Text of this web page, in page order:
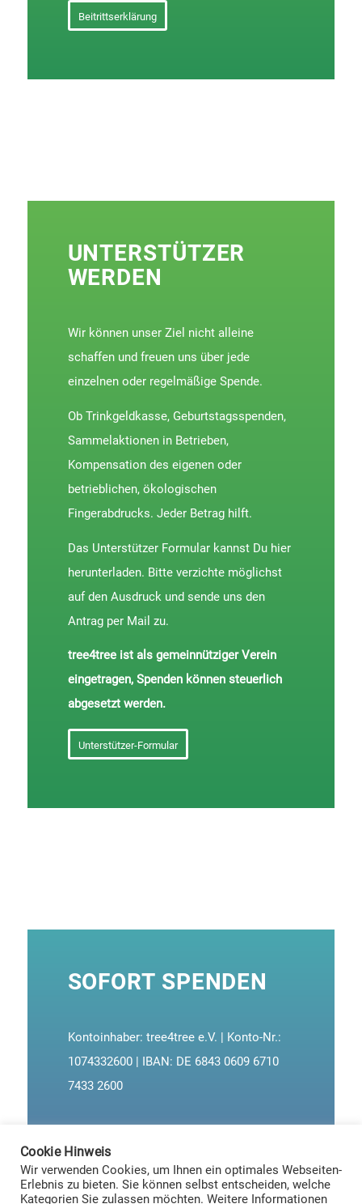
Beitrittserklärung
UNTERSTÜTZER
WERDEN
Wir können unser Ziel nicht alleine
schaffen und freuen uns über jede
einzelnen oder regelmäßige Spende.
Ob Trinkgeldkasse, Geburtstagsspenden,
Sammelaktionen in Betrieben,
Kompensation des eigenen oder
betrieblichen, ökologischen
Fingerabdrucks. Jeder Betrag hilft.
Das Unterstützer Formular kannst Du hier
herunterladen. Bitte verzichte möglichst
auf den Ausdruck und sende uns den
Antrag per Mail zu.
tree4tree ist als gemeinnütziger Verein
eingetragen, Spenden können steuerlich
abgesetzt werden.
Unterstützer-Formular
SOFORT SPENDEN
Kontoinhaber: tree4tree e.V. | Konto-Nr.:
1074332600 | IBAN: DE 6843 0609 6710
7433 2600
Cookie Hinweis
Wir verwenden Cookies, um Ihnen ein optimales Webseiten-
Erlebnis zu bieten. Sie können selbst entscheiden, welche
Kategorien Sie zulassen möchten. Weitere Informationen